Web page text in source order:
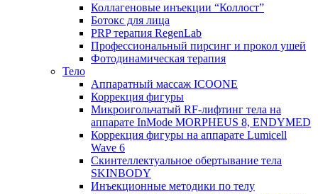
Коллагеновые инъекции “Коллост”
Ботокс для лица
PRP терапия RegenLab
Профессиональный пирсинг и прокол ушей
Фотодинамическая терапия
Тело
Аппаратный массаж ICOONE
Коррекция фигуры
Микроигольчатый RF-лифтинг тела на
аппарате InMode MORPHEUS 8, ENDYMED
Коррекция фигуры на аппарате Lumicell
Wave 6
Скинтеллектуальное обертывание тела
SKINBODY
Инъекционные методики по телу